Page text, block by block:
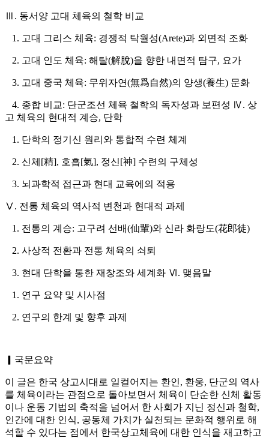
Ⅲ. 동서양 고대 체육의 철학 비교
1. 고대 그리스 체육: 경쟁적 탁월성(Arete)과 외면적 조화
2. 고대 인도 체육: 해탈(解脫)을 향한 내면적 탐구, 요가
3. 고대 중국 체육: 무위자연(無爲自然)의 양생(養生) 문화
4. 종합 비교: 단군조선 체육 철학의 독자성과 보편성 Ⅳ. 상
고 체육의 현대적 계승, 단학
1. 단학의 정기신 원리와 통합적 수련 체계
2. 신체[精], 호흡[氣], 정신[神] 수련의 구체성
3. 뇌과학적 접근과 현대 교육에의 적용
Ⅴ. 전통 체육의 역사적 변천과 현대적 과제
1. 전통의 계승: 고구려 선배(仙輩)와 신라 화랑도(花郎徒)
2. 사상적 전환과 전통 체육의 쇠퇴
3. 현대 단학을 통한 재창조와 세계화 Ⅵ. 맺음말
1. 연구 요약 및 시사점
2. 연구의 한계 및 향후 과제
▎국문요약
이 글은 한국 상고시대로 일컬어지는 환인, 환웅, 단군의 역사
를 체육이라는 관점으로 돌아보면서 체육이 단순한 신체 활동
이나 운동 기법의 축적을 넘어서 한 사회가 지닌 정신과 철학,
인간에 대한 인식, 공동체 가치가 실천되는 문화적 행위로 해
석할 수 있다는 점에서 한국상고체육에 대한 인식을 재고하고